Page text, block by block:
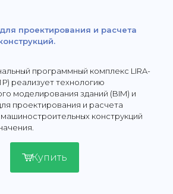
проектирования и расчета
программный комплекс LIRA-
реализует технологию
моделирования зданий (BIM) и
проектирования и расчета
конструкций
Купить